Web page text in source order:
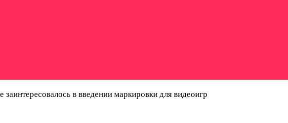
в введении маркировки для видеоигр